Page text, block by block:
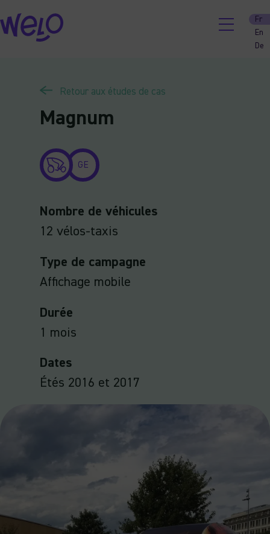
Skip
to
content
Fr
En
De
Retour aux études de cas
Magnum
GE
Nombre de véhicules
12 vélos-taxis
Type de campagne
Affichage mobile
Durée
1 mois
Dates
Étés 2016 et 2017